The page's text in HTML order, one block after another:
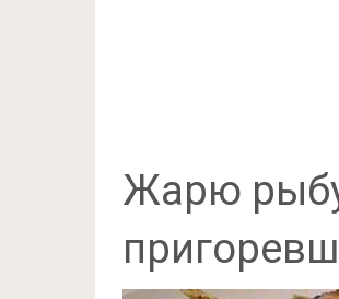
Жарю рыбу